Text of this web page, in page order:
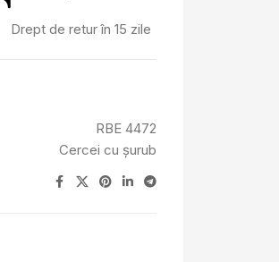
Drept de retur în 15 zile
RBE 4472
Cercei cu șurub